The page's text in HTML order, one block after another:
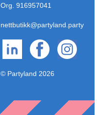
Org. 916957041
nettbutikk@partyland.party
© Partyland 2026